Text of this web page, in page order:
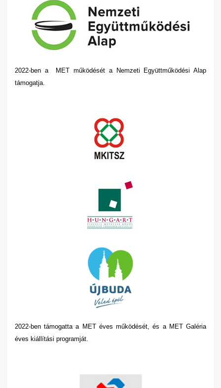
2022-ben a MET működését a Nemzeti Együttműködési Alap
támogatja.
2022-ben támogatta a MET éves működését, és a MET Galéria
éves kiállítási programját.